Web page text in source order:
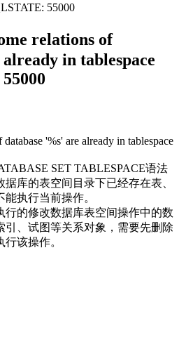
55000
relations of
in tablespace
'%s' are already in tablespace
SET TABLESPACE语法
库的表空间目录下已经存在表、
执行当前操作。
行的修改数据库表空间操作中的数
引、试图等关系对象，需要先删除
该操作。